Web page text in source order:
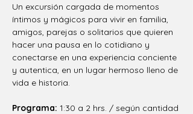
Un excursión cargada de momentos
íntimos y mágicos para vivir en familia,
amigos, parejas o solitarios que quieren
hacer una pausa en lo cotidiano y
conectarse en una experiencia conciente
y autentica, en un lugar hermoso lleno de
vida e historia.
Programa: 1:30 a 2 hrs. / según cantidad